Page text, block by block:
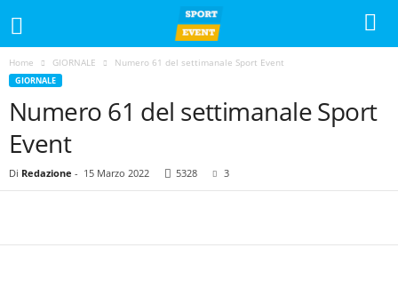
Home GIORNALE Numero 61 del settimanale Sport Event
GIORNALE
Numero 61 del settimanale Sport
Event
Di Redazione - 15 Marzo 2022 5328 3